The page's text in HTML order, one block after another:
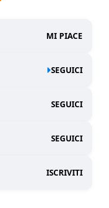
MI PIACE
SEGUICI
SEGUICI
SEGUICI
ISCRIVITI